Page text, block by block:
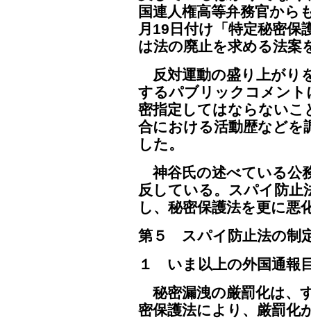
国連人権高等弁務官から
月19日付け「特定秘密保
は法の廃止を求める法案
反対運動の盛り上がり
するパブリックコメント
密指定してはならないこ
合における活動歴などを
した。
神谷氏の述べている公
反している。スパイ防止
し、秘密保護法を更に
第５ スパイ防止法の制
１ いま以上の外国通報
秘密漏洩の厳罰化は、
密保護法により、厳罰化